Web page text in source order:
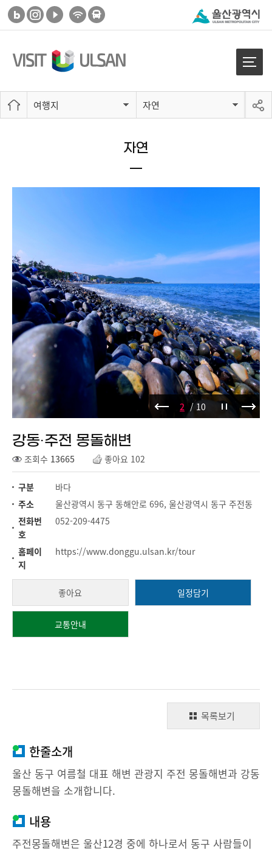
여행지 자연
자연
2 / 10
강동·주전 몽돌해변
조회수 13665 좋아요 102
구분
바다
주소
울산광역시 동구 동해안로 696, 울산광역시 동구 주전동
전화번
호
052-209-4475
홈페이
지
https://www.donggu.ulsan.kr/tour
좋아요 일정담기
교통안내
목록보기
한줄소개
울산 동구 여름철 대표 해변 관광지 주전 몽돌해변과 강동
몽돌해변을 소개합니다.
내용
주전몽돌해변은 울산12경 중에 하나로서 동구 사람들이